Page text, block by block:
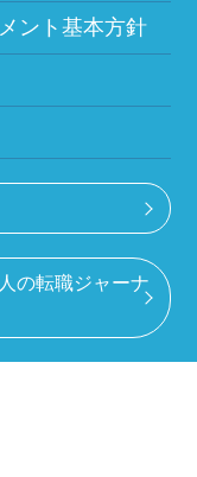
ント基本方針
の転職ジャーナ